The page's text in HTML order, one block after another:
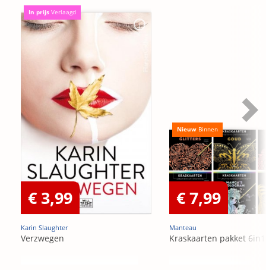
In prijs Verlaagd
€ 3,99
Karin Slaughter
Verzwegen
Nieuw Binnen
€ 7,99
Manteau
Kraskaarten pakket 6in1